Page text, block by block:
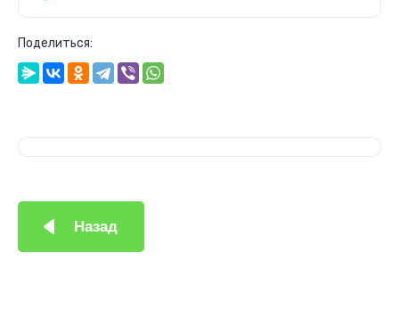
Поделиться:
Назад